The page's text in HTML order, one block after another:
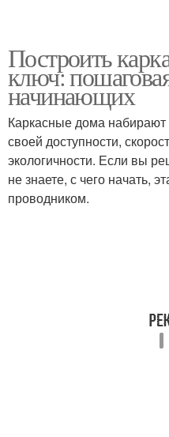
Построить
ключ:
начинающих
Каркасные дома набирают
своей доступности,
экологичности. Если вы
не знаете, с чего начать,
проводником.